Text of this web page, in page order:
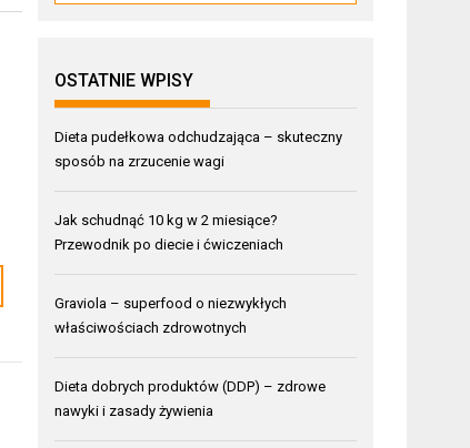
OSTATNIE WPISY
Dieta pudełkowa odchudzająca – skuteczny
sposób na zrzucenie wagi
Jak schudnąć 10 kg w 2 miesiące?
Przewodnik po diecie i ćwiczeniach
Graviola – superfood o niezwykłych
właściwościach zdrowotnych
Dieta dobrych produktów (DDP) – zdrowe
nawyki i zasady żywienia